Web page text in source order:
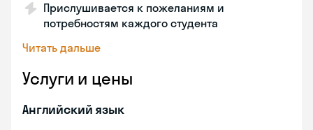
Прислушивается к пожеланиям и
потребностям каждого студента
Читать дальше
Услуги и цены
Английский язык